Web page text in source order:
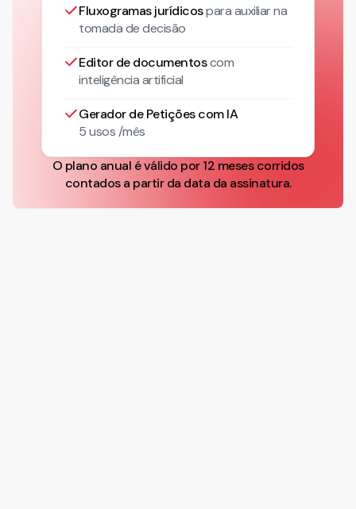
Fluxogramas jurídicospara auxiliar na
tomada de decisão
Editor de documentoscom
inteligência artificial
Gerador de Petições com IA
5 usos /mês
O plano anual é válido por 12 meses corridos
contados a partir da data da assinatura.